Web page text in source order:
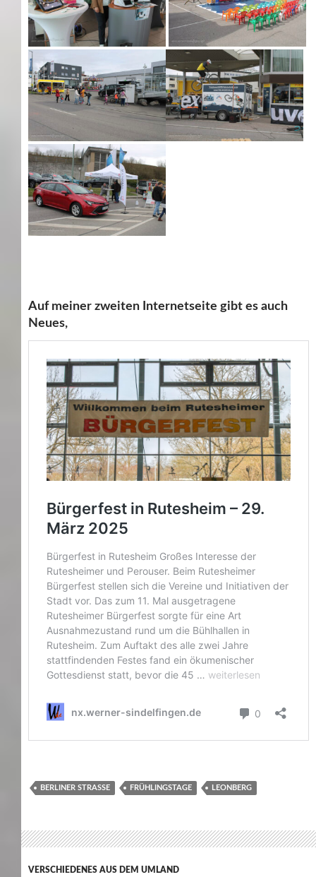
Auf meiner zweiten Internetseite gibt es auch
Neues,
BERLINER STRASSE FRÜHLINGSTAGE LEONBERG
VERSCHIEDENES AUS DEM UMLAND